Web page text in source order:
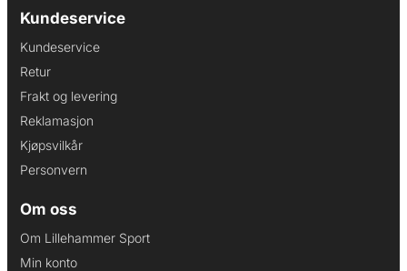
Kundeservice
Kundeservice
Retur
Frakt og levering
Reklamasjon
Kjøpsvilkår
Personvern
Om oss
Om Lillehammer Sport
Min konto